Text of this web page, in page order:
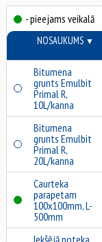
- pieejams veikalā
NOSAUKUMS ▼
Bitumena
grunts Emulbit
Primal R,
10L/kanna
Bitumena
grunts Emulbit
Primal R,
20L/kanna
Caurteka
parapetam
100x100mm, L-
500mm
Iekšējā noteka